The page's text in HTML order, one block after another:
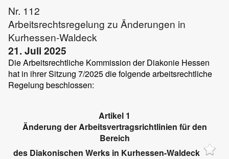
Nr. 112
Arbeitsrechtsregelung zu Änderungen in
Kurhessen-Waldeck
21. Juli 2025
Die Arbeitsrechtliche Kommission der Diakonie Hessen
hat in ihrer Sitzung 7/2025 die folgende arbeitsrechtliche
Regelung beschlossen:
Artikel 1
Änderung der Arbeitsvertragsrichtlinien für den
Bereich
des Diakonischen Werks in Kurhessen-Waldeck